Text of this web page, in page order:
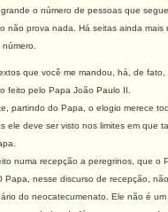
o número de pessoas que
não prova nada. Há seitas ainda mais
que você me mandou, há, de fato,
feito pelo Papa João Paulo II.
partindo do Papa, o elogio merece
ele deve ser visto nos limites em que
numa recepção a peregrinos, que o
Papa, nesse discurso de recepção,
do neocatecumenato. Ele não é um